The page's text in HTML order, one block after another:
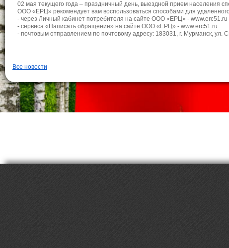
02 мая текущего года – праздничный день, выездной прием населения
ООО «ЕРЦ» рекомендует вам воспользоваться способами для
- через Личный кабинет потребителя на сайте ООО «ЕРЦ» -
- сервиса «Написать обращение» на сайте ООО «ЕРЦ» - www.erc51.ru
- почтовым отправлением по почтовому адресу: 183031, г. Мурманск, ул.
Все новости